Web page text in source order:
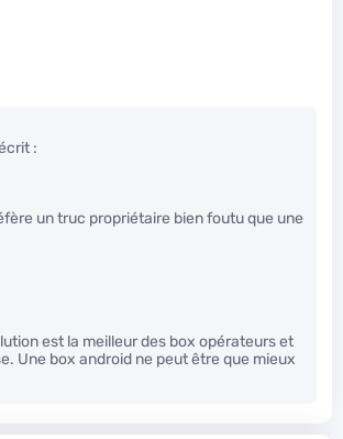
:
un truc propriétaire bien foutu que une
est la meilleur des box opérateurs et
Une box android ne peut être que mieux